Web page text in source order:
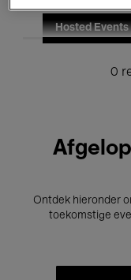
Hosted Events
0
Ontdek hieronder
toekomstige